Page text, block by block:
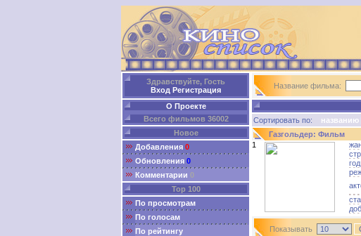
Здравствуйте, Гость
Вход Регистрация
О Проекте
Всего фильмов 36002
Новое
Добавления 0
Обновления 0
Комментарии 0
Top 100
По просмотрам
По голосам
По рейтингу
Название фильма:
Сортировать по: названию
Газгольдер: Фильм
1
год:
Показывать